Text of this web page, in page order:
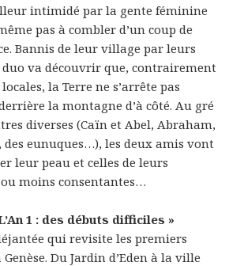
intimidé par la gente féminine
pas à combler d’un coup de
Bannis de leur village par leurs
duo va découvrir que, contrairement
la Terre ne s’arrête pas
la montagne d’à côté. Au gré
diverses (Caïn et Abel, Abraham,
des eunuques…), les deux amis vont
leur peau et celles de leurs
moins consentantes…
1 : des débuts difficiles »
qui revisite les premiers
Du Jardin d’Eden à la ville